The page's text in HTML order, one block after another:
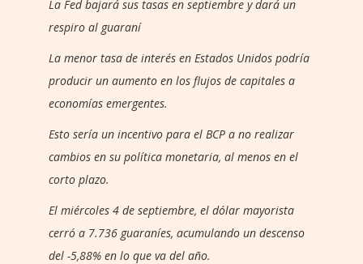
La Fed bajará sus tasas en septiembre y dará un
respiro al guaraní
La menor tasa de interés en Estados Unidos podría
producir un aumento en los flujos de capitales a
economías emergentes.
Esto sería un incentivo para el BCP a no realizar
cambios en su política monetaria, al menos en el
corto plazo.
El miércoles 4 de septiembre, el dólar mayorista
cerró a 7.736 guaraníes, acumulando un descenso
del -5,88% en lo que va del año.